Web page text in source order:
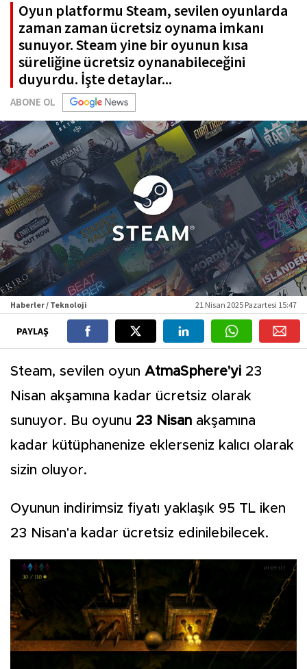
Oyun platformu Steam, sevilen oyunlarda
zaman zaman ücretsiz oynama imkanı
sunuyor. Steam yine bir oyunun kısa
süreliğine ücretsiz oynanabileceğini
duyurdu. İşte detaylar...
ABONE OL
Haberler / Teknoloji 21 Nisan 2025 Pazartesi 15:47
PAYLAŞ
Steam, sevilen oyun AtmaSphere'yi 23
Nisan akşamına kadar ücretsiz olarak
sunuyor. Bu oyunu 23 Nisan akşamına
kadar kütüphanenize eklerseniz kalıcı olarak
sizin oluyor.
Oyunun indirimsiz fiyatı yaklaşık 95 TL iken
23 Nisan'a kadar ücretsiz edinilebilecek.